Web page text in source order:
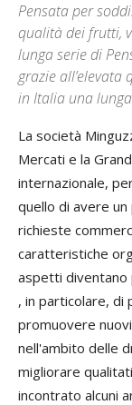
Pensata per
qualità dei frutti,
lunga serie di
grazie
in Italia una
La società
Mercati e la
internazionale,
quello di avere
richieste
caratteristiche
aspetti diventano
, in particolare, di
promuovere
nell'ambito delle
migliorare
incontrato alcuni